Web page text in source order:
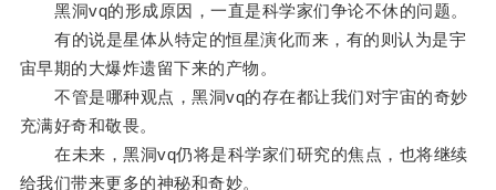
黑洞vq的形成原因，一直是科学家们争论不休的问题。
有的说是星体从特定的恒星演化而来，有的则认为是宇
宙早期的大爆炸遗留下来的产物。
不管是哪种观点，黑洞vq的存在都让我们对宇宙的奇妙
充满好奇和敬畏。
在未来，黑洞vq仍将是科学家们研究的焦点，也将继续
给我们带来更多的神秘和奇妙。